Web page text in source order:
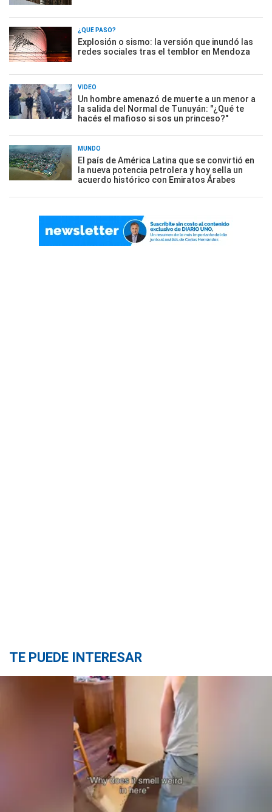
¿QUÉ PASÓ?
Explosión o sismo: la versión que inundó las
redes sociales tras el temblor en Mendoza
VIDEO
Un hombre amenazó de muerte a un menor a
la salida del Normal de Tunuyán: "¿Qué te
hacés el mafioso si sos un princeso?"
MUNDO
El país de América Latina que se convirtió en
la nueva potencia petrolera y hoy sella un
acuerdo histórico con Emiratos Árabes
TE PUEDE INTERESAR